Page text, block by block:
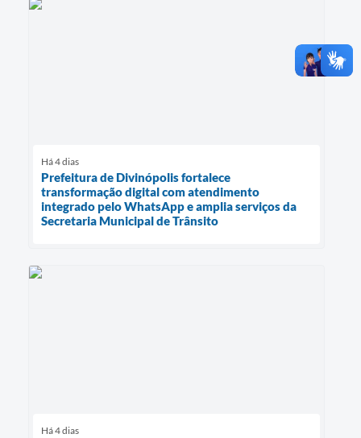
Há 4 dias
Prefeitura de Divinópolis fortalece
transformação digital com atendimento
integrado pelo WhatsApp e amplia serviços da
Secretaria Municipal de Trânsito
Há 4 dias